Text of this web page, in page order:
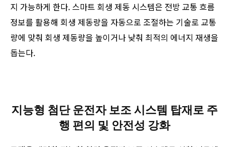
지 가능하게 한다. 스마트 회생 제동 시스템은 전방 교통 흐름
정보를 활용해 회생 제동량을 자동으로 조절하는 기술로 교통
량에 맞춰 회생 제동량을 높이거나 낮춰 최적의 에너지 재생을
돕는다.
지능형 첨단 운전자 보조 시스템 탑재로 주
행 편의 및 안전성 강화